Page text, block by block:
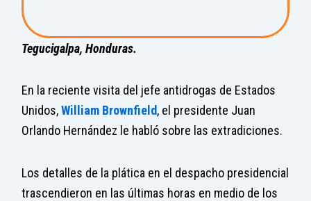
Tegucigalpa, Honduras.
En la reciente visita del jefe antidrogas de Estados
Unidos,William Brownfield, el presidente Juan
Orlando Hernández le habló sobre las extradiciones.
Los detalles de la plática en el despacho presidencial
trascendieron en las últimas horas en medio de los